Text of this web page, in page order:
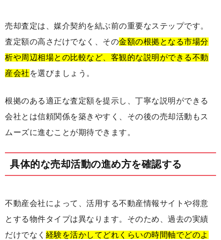
売却査定は、媒介契約を結ぶ前の重要なステップです。
査定額の高さだけでなく、その金額の根拠となる市場分
析や周辺相場との比較など、客観的な説明ができる不動
産会社 を選びましょう。
根拠のある適正な査定額を提示し、丁寧な説明ができる
会社とは信頼関係を築きやすく、その後の売却活動もス
ムーズに進むことが期待できます。
具体的な売却活動の進め方を確認する
不動産会社によって、活用する不動産情報サイトや得意
とする物件タイプは異なります。そのため、過去の実績
だけでなく 経験を活かしてどれくらいの時間軸でどのよ